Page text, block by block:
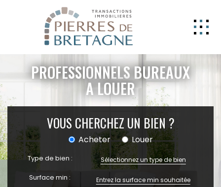
NOS BIENS
GERER
NOS AGENCES
ESTIMATION
CONTACT
ESPACE CLIENT
EXTRANET
PROFESSIONNELS BUREAUX
A LOUER
VOUS CHERCHEZ UN BIEN ?
Acheter Louer
Type de bien : Sélectionnez un type de bien
Surface min :